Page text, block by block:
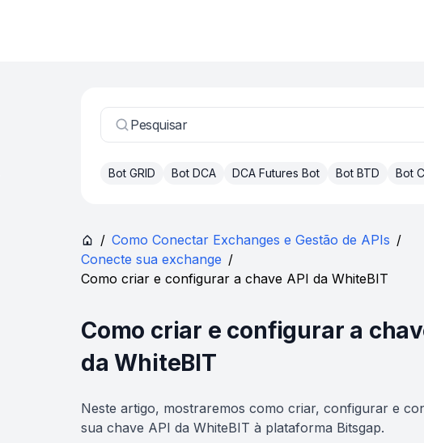
Pesquisar
Bot GRID Bot DCA DCA Futures Bot Bot BTD Bot
/ Como Conectar Exchanges e Gestão de APIs /
Conecte sua exchange /
Como criar e configurar a chave API da WhiteBIT
Como criar e configurar a
da WhiteBIT
Neste artigo, mostraremos como criar, configurar e
sua chave API da WhiteBIT à plataforma Bitsgap.